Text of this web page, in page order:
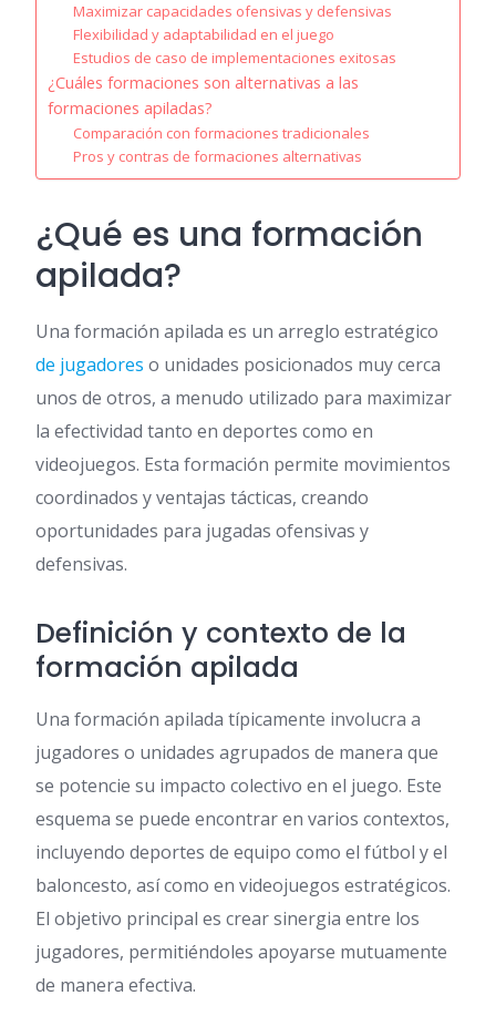
Maximizar capacidades ofensivas y defensivas
Flexibilidad y adaptabilidad en el juego
Estudios de caso de implementaciones exitosas
¿Cuáles formaciones son alternativas a las
formaciones apiladas?
Comparación con formaciones tradicionales
Pros y contras de formaciones alternativas
¿Qué es una formación
apilada?
Una formación apilada es un arreglo estratégico
de jugadores o unidades posicionados muy cerca
unos de otros, a menudo utilizado para maximizar
la efectividad tanto en deportes como en
videojuegos. Esta formación permite movimientos
coordinados y ventajas tácticas, creando
oportunidades para jugadas ofensivas y
defensivas.
Definición y contexto de la
formación apilada
Una formación apilada típicamente involucra a
jugadores o unidades agrupados de manera que
se potencie su impacto colectivo en el juego. Este
esquema se puede encontrar en varios contextos,
incluyendo deportes de equipo como el fútbol y el
baloncesto, así como en videojuegos estratégicos.
El objetivo principal es crear sinergia entre los
jugadores, permitiéndoles apoyarse mutuamente
de manera efectiva.